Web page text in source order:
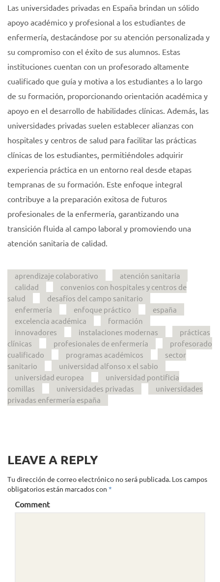
Las universidades privadas en España brindan un sólido
apoyo académico y profesional a los estudiantes de
enfermería, destacándose por su atención personalizada y
su compromiso con el éxito de sus alumnos. Estas
instituciones cuentan con un profesorado altamente
cualificado que guía y motiva a los estudiantes a lo largo
de su formación, proporcionando orientación académica y
apoyo en el desarrollo de habilidades clínicas. Además, las
universidades privadas suelen establecer alianzas con
hospitales y centros de salud para facilitar las prácticas
clínicas de los estudiantes, permitiéndoles adquirir
experiencia práctica en un entorno real desde etapas
tempranas de su formación. Este enfoque integral
contribuye a la preparación exitosa de futuros
profesionales de la enfermería, garantizando una
transición fluida al campo laboral y promoviendo una
atención sanitaria de calidad.
aprendizaje colaborativo
atención sanitaria
calidad
convenios con hospitales y centros de
salud
desafíos del campo sanitario
enfermería
enfoque práctico
españa
excelencia académica
formación
innovadores
instalaciones modernas
prácticas
clínicas
profesionales de enfermería
profesorado
cualificado
programas académicos
sector
sanitario
universidad alfonso x el sabio
universidad europea
universidad pontificia
comillas
universidades privadas
universidades
privadas enfermería españa
LEAVE A REPLY
Tu dirección de correo electrónico no será publicada. Los campos
obligatorios están marcados con *
Comment